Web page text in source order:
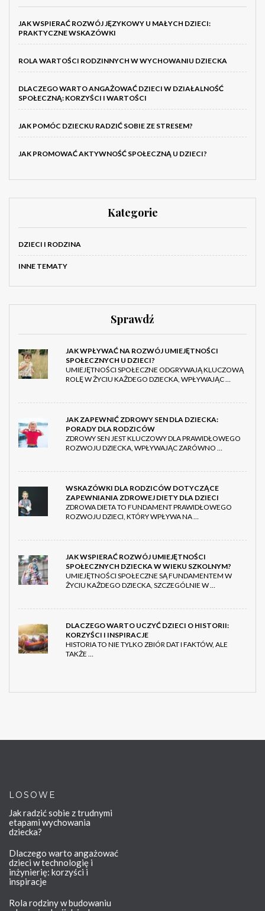
JAK WSPIERAĆ ROZWÓJ JĘZYKOWY U MAŁYCH DZIECI:
PRAKTYCZNE WSKAZÓWKI
ROLA WARTOŚCI RODZINNYCH W WYCHOWANIU DZIECKA
DLACZEGO WARTO ANGAŻOWAĆ DZIECI W DZIAŁALNOŚĆ
SPOŁECZNĄ: KORZYŚCI I WARTOŚCI
JAK POMÓC DZIECKU RADZIĆ SOBIE ZE STRESEM?
JAK PROMOWAĆ AKTYWNOŚĆ SPOŁECZNĄ U DZIECI?
Kategorie
DZIECI I RODZINA
INNE TEMATY
Sprawdź
JAK WPŁYWAĆ NA ROZWÓJ UMIEJĘTNOŚCI
SPOŁECZNYCH U DZIECI?
UMIEJĘTNOŚCI SPOŁECZNE ODGRYWAJĄ KLUCZOWĄ
ROLĘ W ŻYCIU KAŻDEGO DZIECKA, WPŁYWAJĄC …
JAK ZAPEWNIĆ ZDROWY SEN DLA DZIECKA:
PORADY DLA RODZICÓW
ZDROWY SEN JEST KLUCZOWY DLA PRAWIDŁOWEGO
ROZWOJU DZIECKA, WPŁYWAJĄC ZARÓWNO …
WSKAZÓWKI DLA RODZICÓW DOTYCZĄCE
ZAPEWNIANIA ZDROWEJ DIETY DLA DZIECI
ZDROWA DIETA TO FUNDAMENT PRAWIDŁOWEGO
ROZWOJU DZIECI, KTÓRY WPŁYWA NA …
JAK WSPIERAĆ ROZWÓJ UMIEJĘTNOŚCI
SPOŁECZNYCH DZIECKA W WIEKU SZKOLNYM?
UMIEJĘTNOŚCI SPOŁECZNE SĄ FUNDAMENTEM W
ŻYCIU KAŻDEGO DZIECKA, SZCZEGÓLNIE W …
DLACZEGO WARTO UCZYĆ DZIECI O HISTORII:
KORZYŚCI I INSPIRACJE
HISTORIA TO NIE TYLKO ZBIÓR DAT I FAKTÓW, ALE
TAKŻE …
LOSOWE
Jak radzić sobie z trudnymi
etapami wychowania
dziecka?
Dlaczego warto angażować
dzieci w technologię i
inżynierię: korzyści i
inspiracje
Rola rodziny w budowaniu